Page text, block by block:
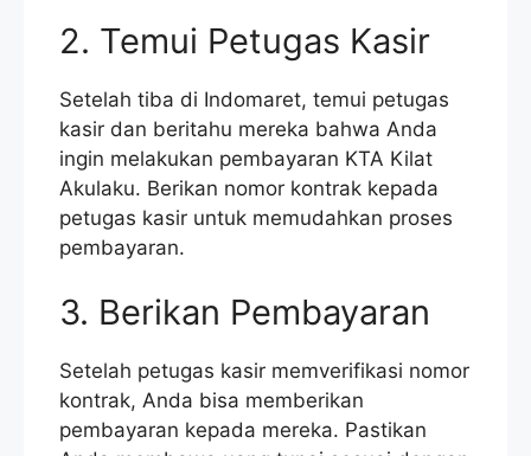
2. Temui Petugas Kasir
Setelah tiba di Indomaret, temui petugas
kasir dan beritahu mereka bahwa Anda
ingin melakukan pembayaran KTA Kilat
Akulaku. Berikan nomor kontrak kepada
petugas kasir untuk memudahkan proses
pembayaran.
3. Berikan Pembayaran
Setelah petugas kasir memverifikasi nomor
kontrak, Anda bisa memberikan
pembayaran kepada mereka. Pastikan